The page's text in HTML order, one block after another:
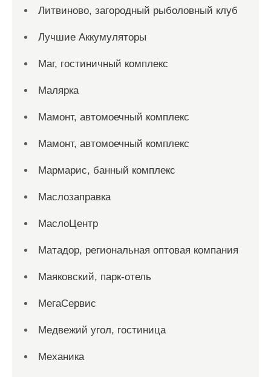
Литвиново, загородный рыболовный клуб
Лучшие Аккумуляторы
Маг, гостиничный комплекс
Малярка
Мамонт, автомоечный комплекс
Мамонт, автомоечный комплекс
Мармарис, банный комплекс
Маслозаправка
МаслоЦентр
Матадор, региональная оптовая компания
Маяковский, парк-отель
МегаСервис
Медвежий угол, гостиница
Механика